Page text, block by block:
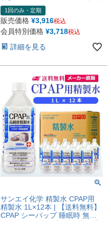
クーラント液 LLC アルコール
消毒液 無水 エタノール 除菌ス
プレー 除菌水 希釈水 液晶 洗浄
純水 蒸留水 イオン交換水 超純
水 せいせいすい 日本製
1回のみ・定期
販売価格 ¥3,916税込
会員特別価格 ¥3,718税込
詳細を見る
サンエイ化学 精製水 CPAP用
精製水 1L×12本 | 【送料無料】
CPAP シーパップ 睡眠時 無呼